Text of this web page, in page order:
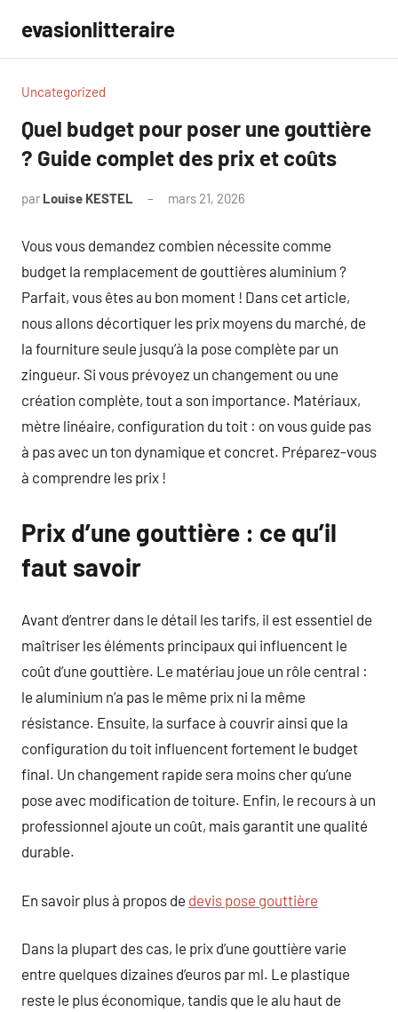
contenu
evasionlitteraire
Uncategorized
Quel budget pour poser une gouttière
? Guide complet des prix et coûts
par Louise KESTEL mars 21, 2026
Vous vous demandez combien nécessite comme
budget la remplacement de gouttières aluminium ?
Parfait, vous êtes au bon moment ! Dans cet article,
nous allons décortiquer les prix moyens du marché, de
la fourniture seule jusqu’à la pose complète par un
zingueur. Si vous prévoyez un changement ou une
création complète, tout a son importance. Matériaux,
mètre linéaire, configuration du toit : on vous guide pas
à pas avec un ton dynamique et concret. Préparez-vous
à comprendre les prix !
Prix d’une gouttière : ce qu’il
faut savoir
Avant d’entrer dans le détail les tarifs, il est essentiel de
maîtriser les éléments principaux qui influencent le
coût d’une gouttière. Le matériau joue un rôle central :
le aluminium n’a pas le même prix ni la même
résistance. Ensuite, la surface à couvrir ainsi que la
configuration du toit influencent fortement le budget
final. Un changement rapide sera moins cher qu’une
pose avec modification de toiture. Enfin, le recours à un
professionnel ajoute un coût, mais garantit une qualité
durable.
En savoir plus à propos de devis pose gouttière
Dans la plupart des cas, le prix d’une gouttière varie
entre quelques dizaines d’euros par ml. Le plastique
reste le plus économique, tandis que le alu haut de